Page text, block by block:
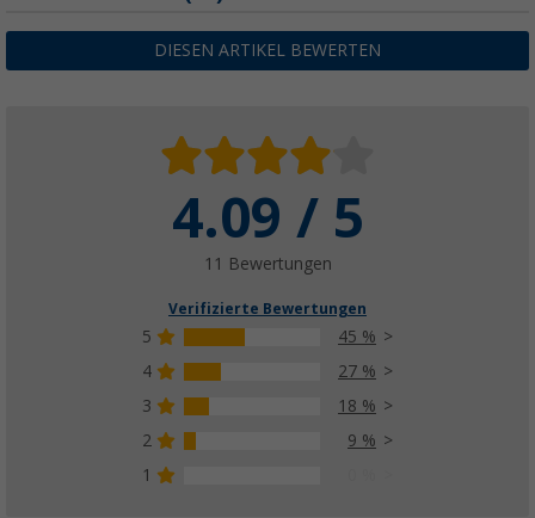
DIESEN ARTIKEL BEWERTEN
4.09 / 5
11 Bewertungen
Verifizierte Bewertungen
5
45 %
4
27 %
3
18 %
2
9 %
1